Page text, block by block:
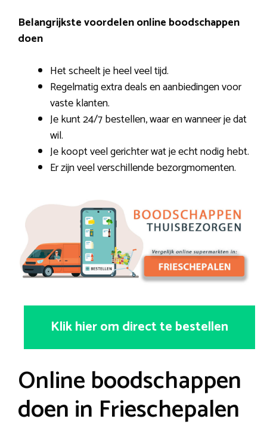
Belangrijkste voordelen online boodschappen
doen
Het scheelt je heel veel tijd.
Regelmatig extra deals en aanbiedingen voor
vaste klanten.
Je kunt 24/7 bestellen, waar en wanneer je dat
wil.
Je koopt veel gerichter wat je echt nodig hebt.
Er zijn veel verschillende bezorgmomenten.
Klik hier om direct te bestellen
Online boodschappen
doen in Frieschepalen